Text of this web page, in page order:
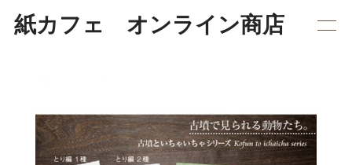
紙カフェ オンライン商店